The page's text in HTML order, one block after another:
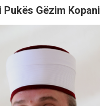
Pukës Gëzim Kopani